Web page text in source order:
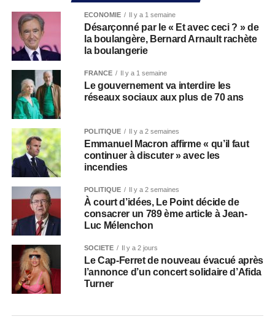
ECONOMIE Il y a 1 semaine
Désarçonné par le « Et avec ceci ? » de
la boulangère, Bernard Arnault rachète
la boulangerie
FRANCE Il y a 1 semaine
Le gouvernement va interdire les
réseaux sociaux aux plus de 70 ans
POLITIQUE Il y a 2 semaines
Emmanuel Macron affirme « qu’il faut
continuer à discuter » avec les
incendies
POLITIQUE Il y a 2 semaines
À court d’idées, Le Point décide de
consacrer un 789 ème article à Jean-
Luc Mélenchon
SOCIÉTÉ Il y a 2 jours
Le Cap-Ferret de nouveau évacué après
l’annonce d’un concert solidaire d’Afida
Turner